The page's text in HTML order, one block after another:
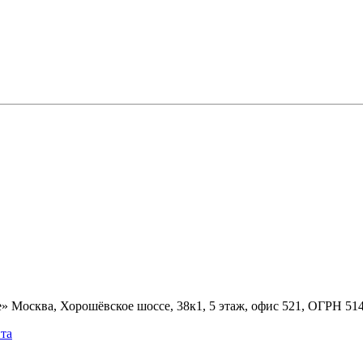
Москва, Хорошёвское шоссе, 38к1, 5 этаж, офис 521, ОГРН